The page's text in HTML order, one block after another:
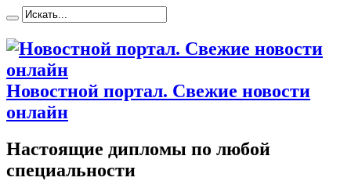
Новостной портал. Свежие новости
онлайн
Настоящие дипломы по любой
специальности